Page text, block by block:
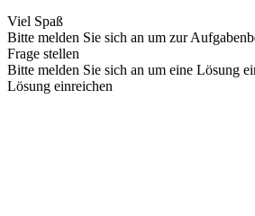
Viel Spaß
Bitte melden Sie sich an um zur
Frage stellen
Bitte melden Sie sich an um eine Lösung
Lösung einreichen